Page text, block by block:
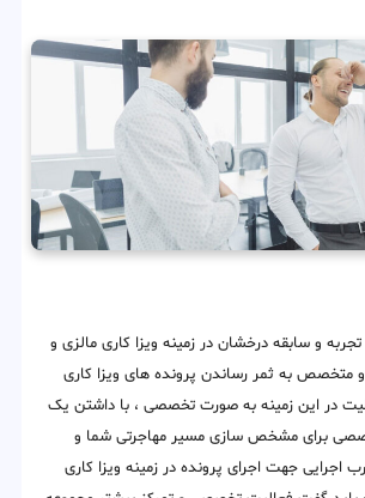
و سابقه درخشان در زمینه ویزا کاری مالزی و
و متخصص به ثمر رساندن پرونده های ویزا کاری
در این زمینه به صورت تخصصی ، با داشتن یک
برای مشخص سازی مسیر مهاجرتی شما و
جهت اجرای پرونده در زمینه ویزا کاری